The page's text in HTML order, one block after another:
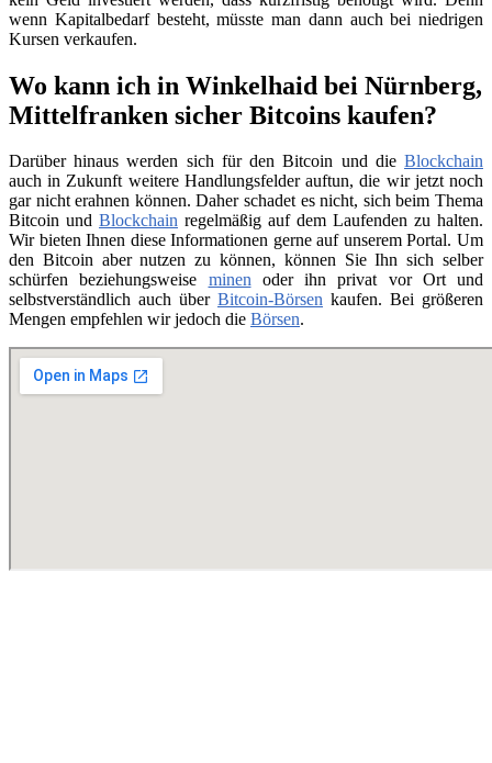
wenn Kapitalbedarf besteht, müsste man dann auch bei niedrigen
Kursen verkaufen.
Wo kann ich in Winkelhaid bei Nürnberg,
Mittelfranken sicher Bitcoins kaufen?
Darüber hinaus werden sich für den Bitcoin und die Blockchain
auch in Zukunft weitere Handlungsfelder auftun, die wir jetzt noch
gar nicht erahnen können. Daher schadet es nicht, sich beim Thema
Bitcoin und Blockchain regelmäßig auf dem Laufenden zu halten.
Wir bieten Ihnen diese Informationen gerne auf unserem Portal. Um
den Bitcoin aber nutzen zu können, können Sie Ihn sich selber
schürfen beziehungsweise minenoder ihn privat vor Ort und
selbstverständlich auch über Bitcoin-Börsen kaufen. Bei größeren
Mengen empfehlen wir jedoch die Börsen.